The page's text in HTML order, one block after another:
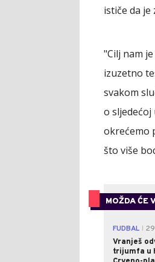
ističe da je
"Cilj nam
izuzetno
svakom
o sljedećoj
okrećemo
što više
MOŽDA ĆE
FUDBAL
Vranješ
trijumfa u